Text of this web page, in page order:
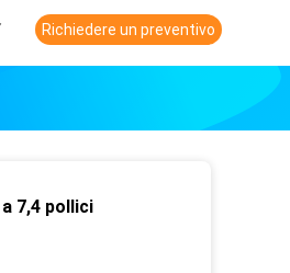
Richiedere un preventivo
7,4 pollici